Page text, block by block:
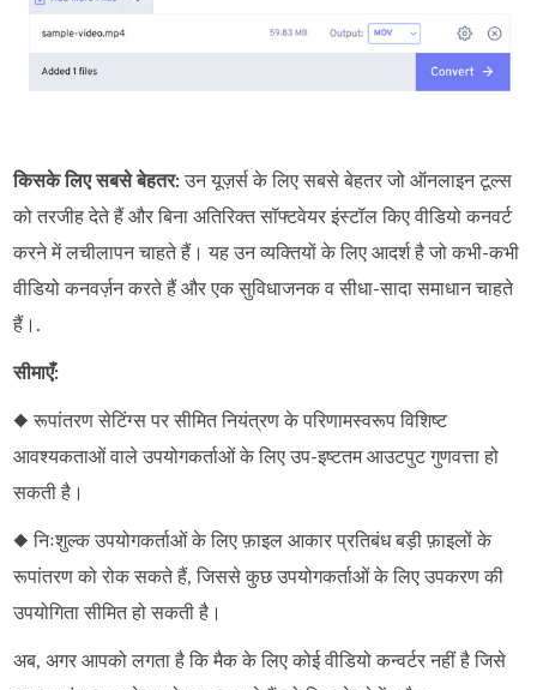
किसके लिए सबसे बेहतर:उन यूज़र्स के लिए सबसे बेहतर जो ऑनलाइन टूल्स
को तरजीह देते हैं और बिना अतिरिक्त सॉफ्टवेयर इंस्टॉल किए वीडियो कनवर्ट
करने में लचीलापन चाहते हैं। यह उन व्यक्तियों के लिए आदर्श है जो कभी‑कभी
वीडियो कनवर्ज़न करते हैं और एक सुविधाजनक व सीधा‑सादा समाधान चाहते
हैं।.
सीमाएँ:
◆ रूपांतरण सेटिंग्स पर सीमित नियंत्रण के परिणामस्वरूप विशिष्ट
आवश्यकताओं वाले उपयोगकर्ताओं के लिए उप-इष्टतम आउटपुट गुणवत्ता हो
सकती है।
◆ निःशुल्क उपयोगकर्ताओं के लिए फ़ाइल आकार प्रतिबंध बड़ी फ़ाइलों के
रूपांतरण को रोक सकते हैं, जिससे कुछ उपयोगकर्ताओं के लिए उपकरण की
उपयोगिता सीमित हो सकती है।
अब, अगर आपको लगता है कि मैक के लिए कोई वीडियो कन्वर्टर नहीं है जिसे